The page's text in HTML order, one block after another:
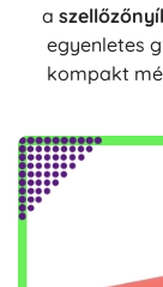
a
egyenletes
kompakt